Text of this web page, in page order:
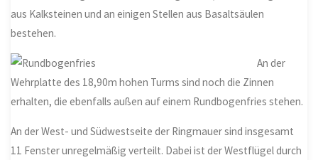
aus Kalksteinen und an einigen Stellen aus Basaltsäulen
bestehen.
An der
Wehrplatte des 18,90m hohen Turms sind noch die Zinnen
erhalten, die ebenfalls außen auf einem Rundbogenfries stehen.
An der West- und Südwestseite der Ringmauer sind insgesamt
11 Fenster unregelmäßig verteilt. Dabei ist der Westflügel durch